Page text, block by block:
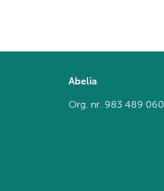
Abelia
Org. nr. 983 489 060